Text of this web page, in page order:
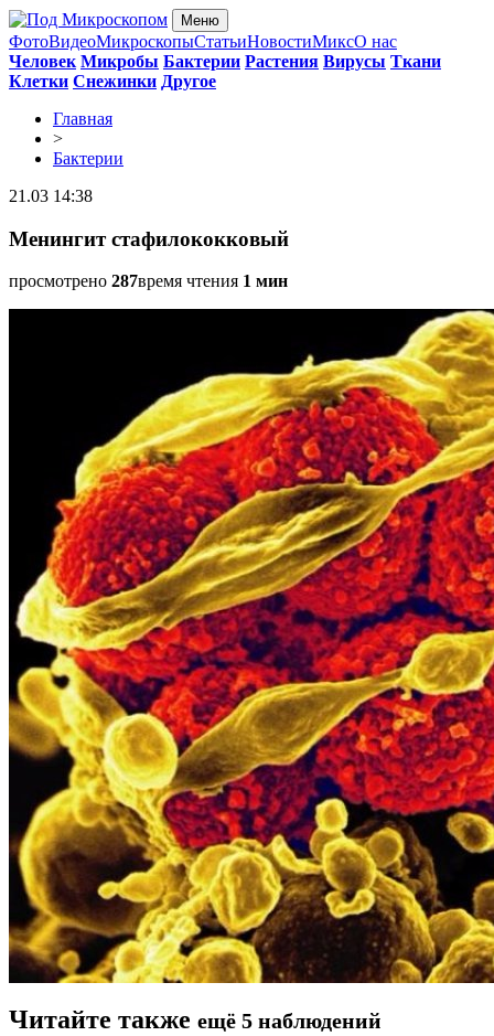
Меню
ФотоВидеоМикроскопыСтатьиНовостиМиксО нас
Человек Микробы Бактерии Растения Вирусы Ткани
Клетки Снежинки Другое
Главная
>
Бактерии
21.03 14:38
Менингит стафилококковый
просмотрено 287время чтения 1 мин
Читайте также ещё 5 наблюдений